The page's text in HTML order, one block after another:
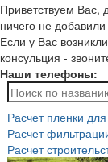
Приветствуем Вас,
ничего не добавили
Если у Вас
консульция -
Наши телефоны:
Расчет пленки
Расчет
Расчет